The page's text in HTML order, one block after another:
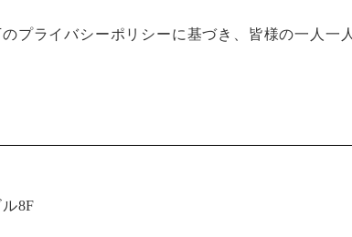
プライバシーポリシーに基づき、皆様の一人一
8F